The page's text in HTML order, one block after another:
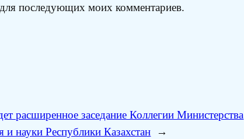
последующих моих комментариев.
расширенное заседание Коллегии Министерства
и науки Республики Казахстан
→